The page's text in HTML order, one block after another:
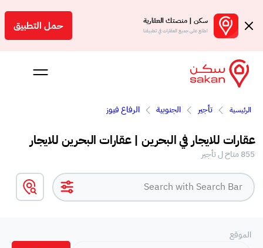
سكن | منصتك العقارية
اطلع على جميع العقارات في تطبيقنا حمل التطبيق
بالعمولة
الرئيسية تأجير الجنوبية الرفاع فيوز
عقارات للايجار في البحرين | عقارات البحرين للايجار
855 متاح ل تأجير
الموقع